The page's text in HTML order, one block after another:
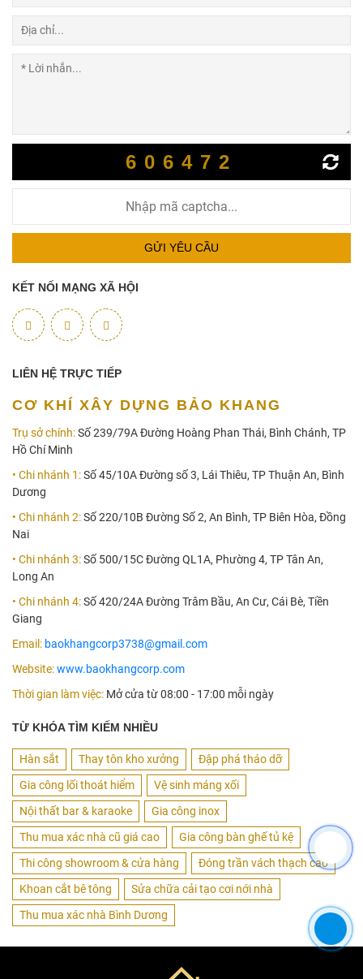
606472
GỬI YÊU CẦU
KẾT NỐI MẠNG XÃ HỘI
LIÊN HỆ TRỰC TIẾP
CƠ KHÍ XÂY DỰNG BẢO KHANG
Trụ sở chính:Số 239/79A Đường Hoàng Phan Thái, Bình Chánh, TP
Hồ Chí Minh
• Chi nhánh 1:Số 45/10A Đường số 3, Lái Thiêu, TP Thuận An, Bình
Dương
• Chi nhánh 2:Số 220/10B Đường Số 2, An Bình, TP Biên Hòa, Đồng
Nai
• Chi nhánh 3:Số 500/15C Đường QL1A, Phường 4, TP Tân An,
Long An
• Chi nhánh 4:Số 420/24A Đường Trâm Bầu, An Cư, Cái Bè, Tiền
Giang
Email: baokhangcorp3738@gmail.com
Website:www.baokhangcorp.com
Thời gian làm việc: Mở cửa từ 08:00 - 17:00 mỗi ngày
TỪ KHÓA TÌM KIẾM NHIỀU
Hàn sắt Thay tôn kho xưởng
Đập phá tháo dỡ
Gia công lối thoát hiểm
Vệ sinh máng xối
Nội thất bar & karaoke
Gia công inox
Thu mua xác nhà cũ giá cao
Gia công bàn ghế tủ kệ
Thi công showroom & cửa hàng
Đóng trần vách thạch cao
Khoan cắt bê tông
Sửa chữa cải tạo cơi nới nhà
Thu mua xác nhà Bình Dương